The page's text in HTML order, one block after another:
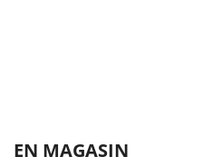
EN MAGASIN